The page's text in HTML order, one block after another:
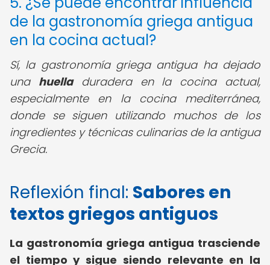
de la gastronomía griega antigua
en la cocina actual?
Sí, la gastronomía griega antigua ha dejado
una huelladuradera en la cocina actual,
especialmente en la cocina mediterránea,
donde se siguen utilizando muchos de los
ingredientes y técnicas culinarias de la antigua
Grecia.
Reflexión final: Sabores en
textos griegos antiguos
La gastronomía griega antigua trasciende
el tiempo y sigue siendo relevante en la